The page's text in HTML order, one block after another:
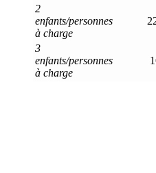
2
enfants/personnes
à charge
3
enfants/personnes
à charge